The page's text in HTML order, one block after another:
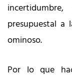
presupuestal a
ominoso.
Por lo que